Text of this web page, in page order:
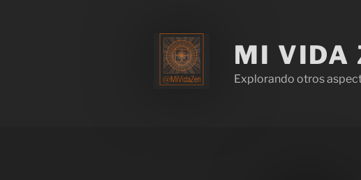
MI VIDA
Explorando otros